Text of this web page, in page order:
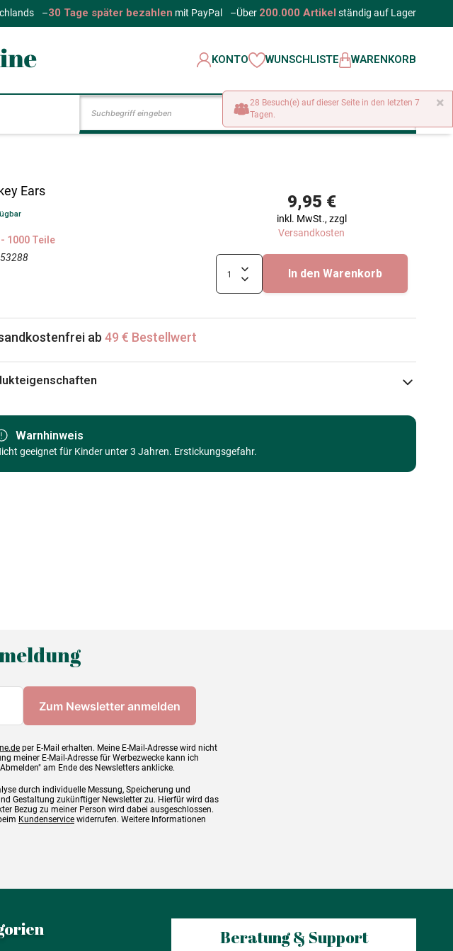
–30 Tage später bezahlen mit PayPal –Über 200.000 Artikel ständig auf Lager
KONTO WUNSCHLISTE WARENKORB
Ears
- 1000 Teile
9,95 €
inkl. MwSt., zzgl
Versandkosten
In den Warenkorb
ab 49 € Bestellwert
Puzzle für Erwachsene (500 bis 48000 Teile)
Warnhinweis
geeignet für Kinder unter 3 Jahren. Erstickungsgefahr.
per E-Mail erhalten. Meine E-Mail-Adresse wird nicht
meiner E-Mail-Adresse für Werbezwecke kann ich
am Ende des Newsletters anklicke.
durch individuelle Messung, Speicherung und
Gestaltung zukünftiger Newsletter zu. Hierfür wird das
Bezug zu meiner Person wird dabei ausgeschlossen.
Kundenservice widerrufen. Weitere Informationen
Beratung & Support
×
28 Besuch(e) auf dieser Seite in den letzten 7
Tagen.